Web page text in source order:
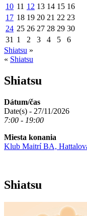
10 11 12 13 14 15 16
17 18 19 20 21 22 23
24 25 26 27 28 29 30
31 1 2 3 4 5
6
Shiatsu »
« Shiatsu
Shiatsu
Dátum/čas
Date(s) - 27/11/2026
7:00 - 19:00
Miesta konania
Klub Maitrí BA,
Shiatsu